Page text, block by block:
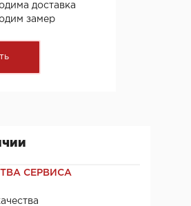
доставка
замер
СЕРВИСА